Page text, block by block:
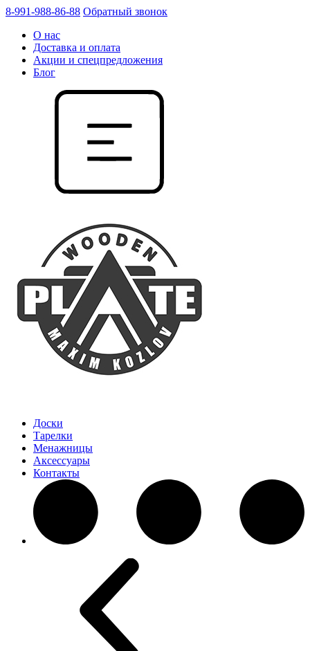
8-991-988-86-88 Обратный звонок
О нас
Доставка и оплата
Акции и спецпредложения
Блог
Доски
Тарелки
Менажницы
Аксессуары
Контакты